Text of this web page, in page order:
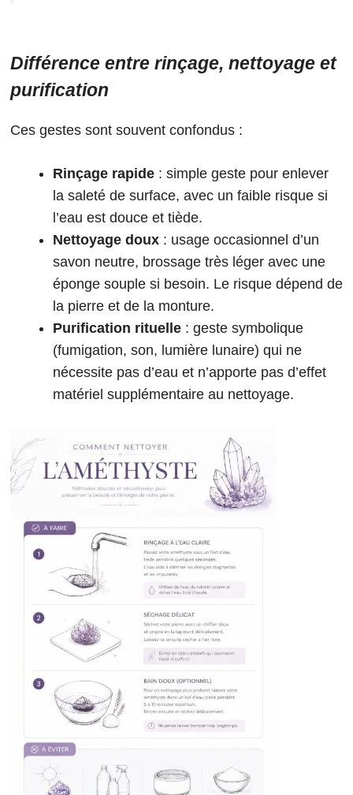
Différence entre rinçage, nettoyage et
purification
Ces gestes sont souvent confondus :
Rinçage rapide : simple geste pour enlever
la saleté de surface, avec un faible risque si
l’eau est douce et tiède.
Nettoyage doux : usage occasionnel d’un
savon neutre, brossage très léger avec une
éponge souple si besoin. Le risque dépend de
la pierre et de la monture.
Purification rituelle : geste symbolique
(fumigation, son, lumière lunaire) qui ne
nécessite pas d’eau et n’apporte pas d’effet
matériel supplémentaire au nettoyage.